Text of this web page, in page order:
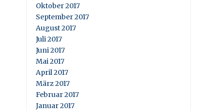
Oktober 2017
September 2017
August 2017
Juli 2017
Juni 2017
Mai 2017
April 2017
März 2017
Februar 2017
Januar 2017